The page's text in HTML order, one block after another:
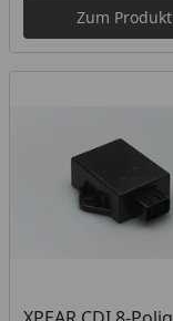
Zum Produkt